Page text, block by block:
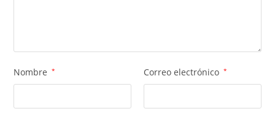
Nombre * Correo electrónico *